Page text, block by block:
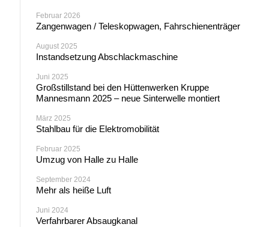
Zangenwagen / Teleskopwagen, Fahrschienenträger
Februar 2026
Instandsetzung Abschlackmaschine
August 2025
Großstillstand bei den Hüttenwerken Kruppe
Mannesmann 2025 – neue Sinterwelle montiert
Juni 2025
Stahlbau für die Elektromobilität
März 2025
Umzug von Halle zu Halle
Februar 2025
Mehr als heiße Luft
September 2024
Verfahrbarer Absaugkanal
Juni 2024